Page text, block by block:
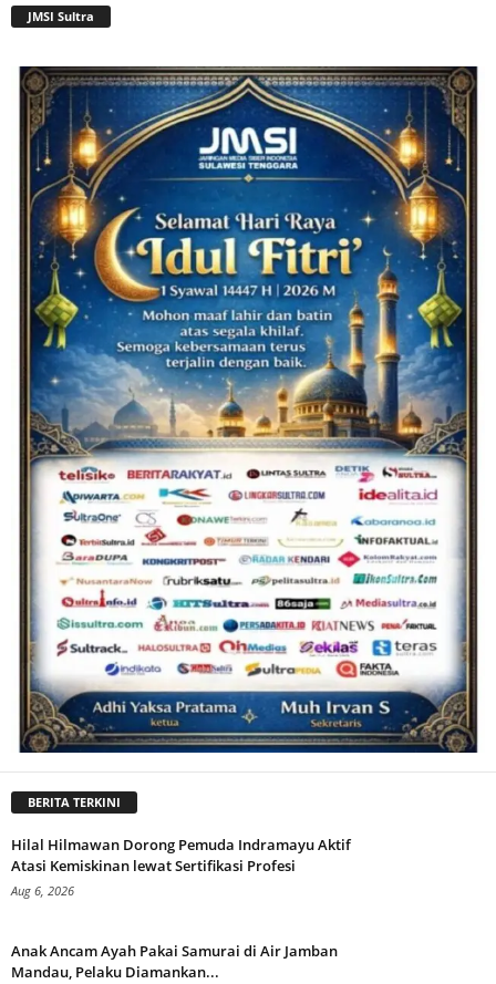
JMSI Sultra
BERITA TERKINI
Hilal Hilmawan Dorong Pemuda Indramayu Aktif
Atasi Kemiskinan lewat Sertifikasi Profesi
Aug 6, 2026
Anak Ancam Ayah Pakai Samurai di Air Jamban
Mandau, Pelaku Diamankan...